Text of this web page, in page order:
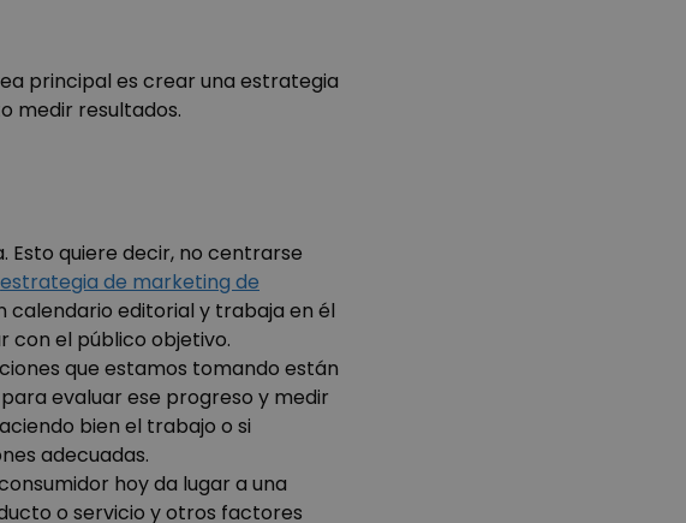
principal es crear una estrategia
medir resultados.
Esto quiere decir, no centrarse
estrategia de marketing de
calendario editorial y trabaja en él
con el público objetivo.
que estamos tomando están
evaluar ese progreso y medir
bien el trabajo o si
adecuadas.
hoy da lugar a una
o servicio y otros factores